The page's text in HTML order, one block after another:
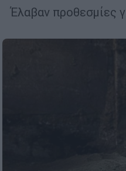
Έλαβαν προθεσμίες